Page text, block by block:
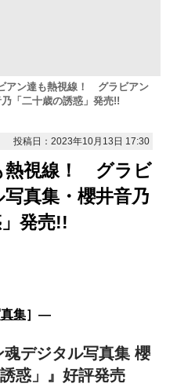
アン達も熱視線！ グラビアン
「二十歳の誘惑」発売!!
投稿日：2023年10月13日 17:30
熱視線！ グラビ
真集・櫻井音乃
」発売!!
集］―
魂デジタル写真集 櫻
惑」』好評発売